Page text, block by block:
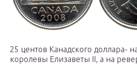
25 центов Канадского доллара-
королевы Елизаветы II, а на